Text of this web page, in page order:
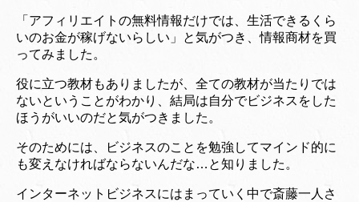
「アフィリエイトの無料情報だけでは、生活できるくら
いのお金が稼げないらしい」と気がつき、情報商材を買
ってみました。
役に立つ教材もありましたが、全ての教材が当たりでは
ないということがわかり、結局は自分でビジネスをした
ほうがいいのだと気がつきました。
そのためには、ビジネスのことを勉強してマインド的に
も変えなければならないんだな…と知りました。
インターネットビジネスにはまっていく中で斎藤一人さ